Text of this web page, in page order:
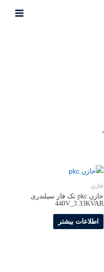
خازن
خازن pkc تک فاز سیلندری
440V_3.33KVAR
اطلاعات بیشتر